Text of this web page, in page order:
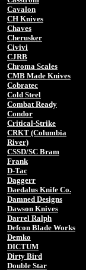
Cavalon
CH Knives
Chaves
Cherusker
Civivi
CJRB
Chroma Scales
CMB Made Knives
Cobratec
Cold Steel
Combat Ready
Condor
Critical-Strike
CRKT (Columbia
River)
CSSD/SC Bram
Frank
D-Tac
Daggerr
Daedalus Knife Co.
Damned Designs
Dawson Knives
Darrel Ralph
Defcon Blade Works
Demko
DICTUM
Dirty Bird
Double Star